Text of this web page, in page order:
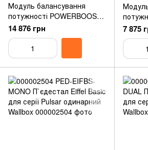
Модуль балансування
потужності POWERBOOST
63А 3ф MTR-3P-65A Wallbox
14 876 грн
80А 1ф
Wallbox
7 875